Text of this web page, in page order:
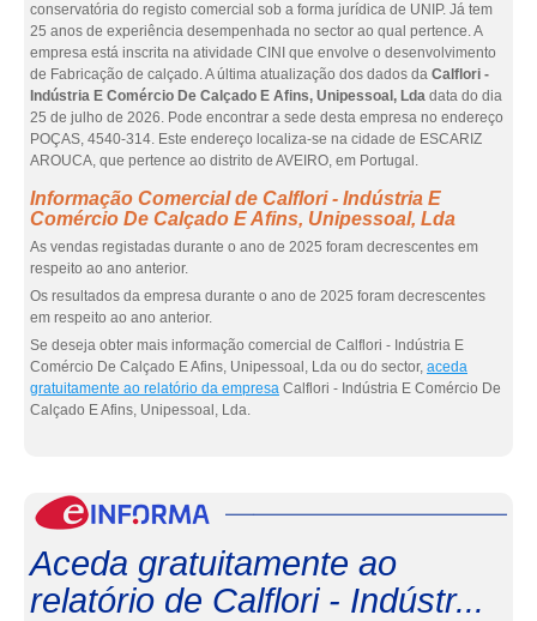
conservatória do registo comercial sob a forma jurídica de UNIP. Já tem
25 anos de experiência desempenhada no sector ao qual pertence. A
empresa está inscrita na atividade CINI que envolve o desenvolvimento
de Fabricação de calçado. A última atualização dos dados da Calflori -
Indústria E Comércio De Calçado E Afins, Unipessoal, Lda data do dia
25 de julho de 2026. Pode encontrar a sede desta empresa no endereço
POÇAS, 4540-314. Este endereço localiza-se na cidade de ESCARIZ
AROUCA, que pertence ao distrito de AVEIRO, em Portugal.
Informação Comercial de Calflori - Indústria E
Comércio De Calçado E Afins, Unipessoal, Lda
As vendas registadas durante o ano de 2025 foram decrescentes em
respeito ao ano anterior.
Os resultados da empresa durante o ano de 2025 foram decrescentes
em respeito ao ano anterior.
Se deseja obter mais informação comercial de Calflori - Indústria E
Comércio De Calçado E Afins, Unipessoal, Lda ou do sector, aceda
gratuitamente ao relatório da empresa Calflori - Indústria E Comércio De
Calçado E Afins, Unipessoal, Lda.
Aceda gratuitamente ao
relatório de Calflori - Indústr...